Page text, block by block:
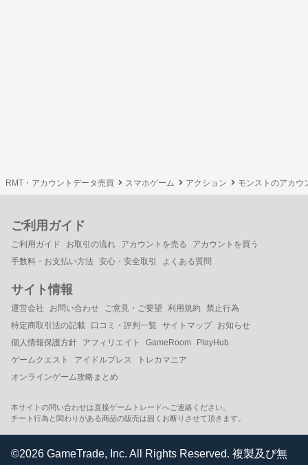
RMT・アカウントデータ売買 スマホゲーム アクション モンストのアカウ
ご利用ガイド
ご利用ガイド お取引の流れ アカウントを売る
アカウントを買う
手数料・お支払い方法 安心・安全取引 よくある質問
サイト情報
運営会社 お問い合わせ ご意見・ご要望 利用規約
禁止行為
特定商取引法の記載
口コミ・評判一覧 サイトマップ
お知らせ
個人情報保護方針
アフィリエイト GameRoom
PlayHub
ゲームクエスト
アイドルプレス
トレカマニア
オンラインゲーム攻略まとめ
本サイトの問い合わせは直接ゲームトレードへご連絡ください。
チート行為と関わりがある商品の販売は固くお断りさせて頂きます。
©2026 GameTrade, Inc. All Rights Reserved. 複製及び無